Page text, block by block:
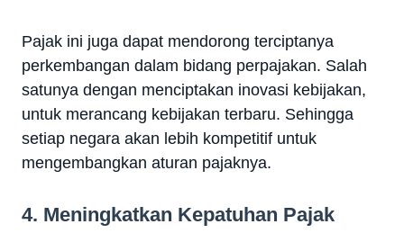
Pajak ini juga dapat mendorong terciptanya
perkembangan dalam bidang perpajakan. Salah
satunya dengan menciptakan inovasi kebijakan,
untuk merancang kebijakan terbaru. Sehingga
setiap negara akan lebih kompetitif untuk
mengembangkan aturan pajaknya.
4. Meningkatkan Kepatuhan Pajak